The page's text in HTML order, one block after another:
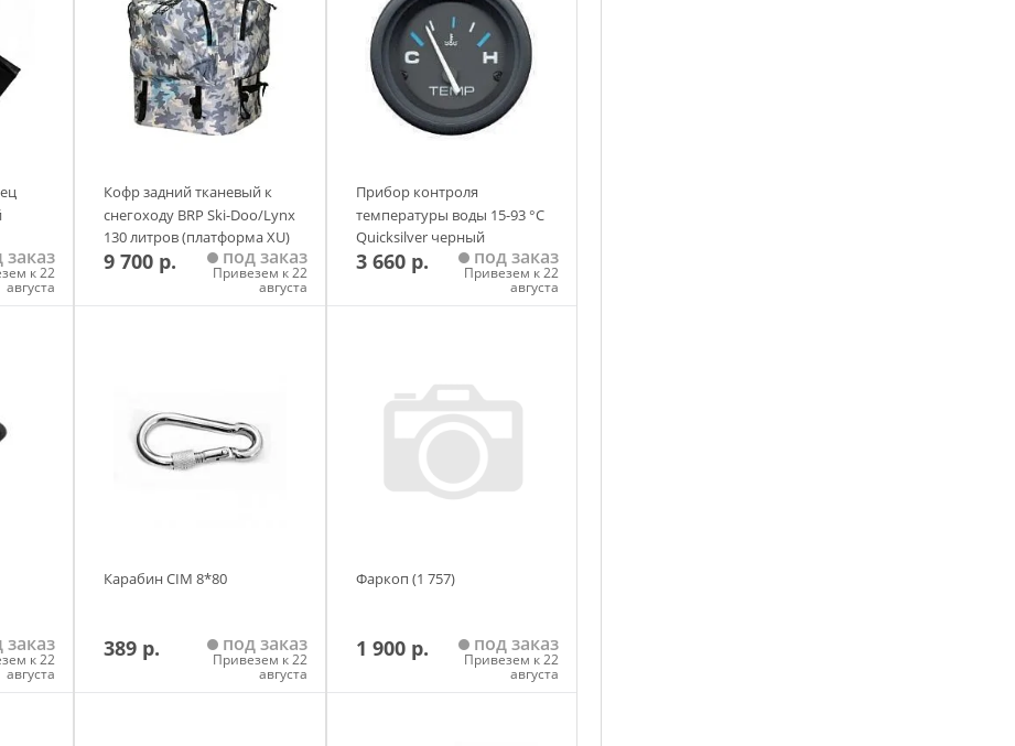
заказ
к 22
августа
Кофр задний тканевый к
снегоходу BRP Ski-Doo/Lynx
130 литров (платформа XU)
(камуфляж) Baseg
9 700 р. под заказ
Привезем к 22
августа
Прибор контроля
температуры воды 15-93 °C
Quicksilver черный
3 660 р. под заказ
Привезем к 22
августа
заказ
к 22
августа
Карабин CIM 8*80
389 р. под заказ
Привезем к 22
августа
Фаркоп (1 757)
1 900 р. под заказ
Привезем к 22
августа